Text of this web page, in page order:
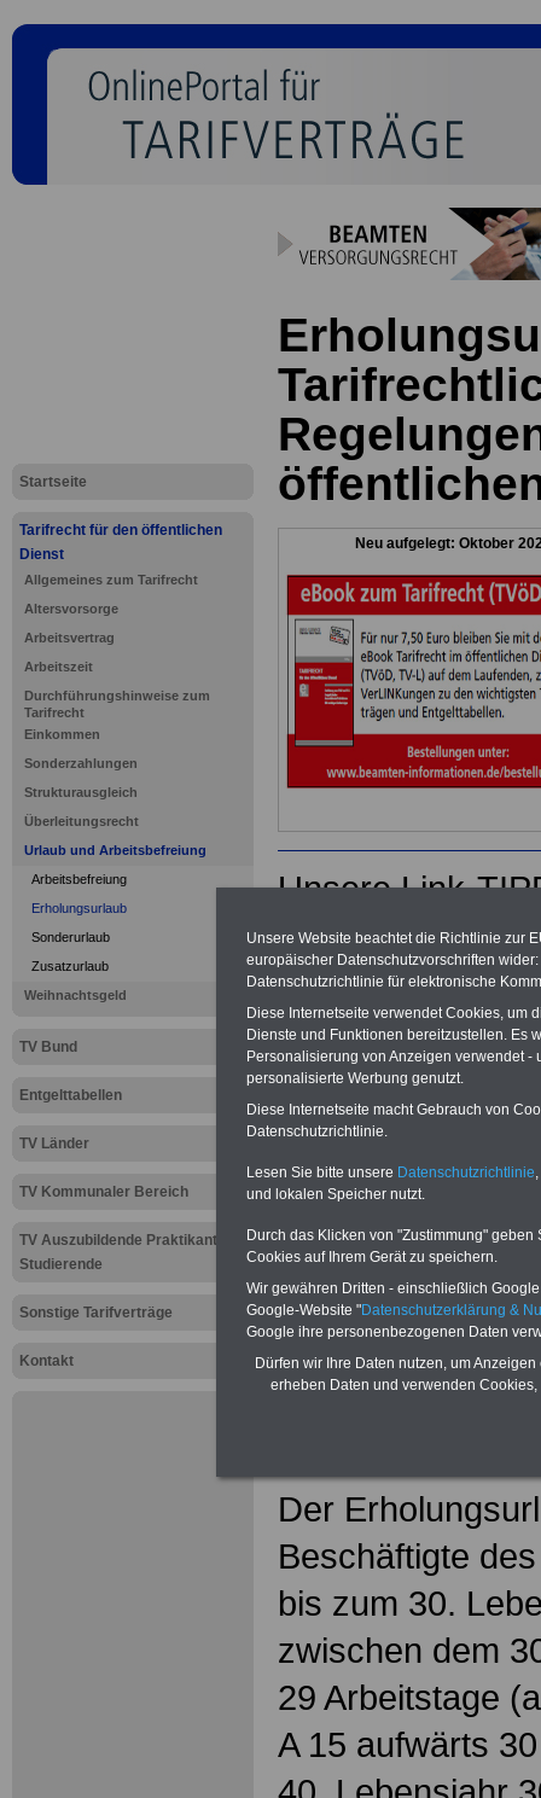
Startseite
Tarifrecht für den öffentlichen
Dienst
Allgemeines zum Tarifrecht
Altersvorsorge
Arbeitsvertrag
Arbeitszeit
Durchführungshinweise zum
Tarifrecht
Einkommen
Sonderzahlungen
Strukturausgleich
Überleitungsrecht
Urlaub und Arbeitsbefreiung
Arbeitsbefreiung
Erholungsurlaub
Sonderurlaub
Zusatzurlaub
Weihnachtsgeld
TV Bund
Entgelttabellen
TV Länder
TV Kommunaler Bereich
TV Auszubildende Praktikanten
Studierende
Sonstige Tarifverträge
Kontakt
Neu aufgelegt: Oktober
Unsere Link-
www.tarif-oed.de I
.
zum
im
.
Der
Beschäftigte
bis zum 30.
zwischen dem
29 Arbeitstage
A 15 aufwärts
Unsere Website beachtet die Richtlinie zur
europäischer Datenschutzvorschriften
Datenschutzrichtlinie für elektronische
Diese Internetseite verwendet Cookies, um
Dienste und Funktionen bereitzustellen. Es
Personalisierung von Anzeigen verwendet
personalisierte Werbung genutzt.
Diese Internetseite macht Gebrauch von
Datenschutzrichtlinie.
Lesen Sie bitte unsere Datenschutzrichtlinie
und lokalen Speicher nutzt.
Durch das Klicken von "Zustimmung"
Cookies auf Ihrem Gerät zu speichern.
Wir gewähren Dritten - einschließlich
Google-Website "Datenschutzerklärung &
Google ihre personenbezogenen Daten
Dürfen wir Ihre Daten nutzen, um
erheben Daten und verwenden